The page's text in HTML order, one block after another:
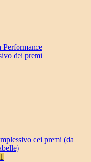
Performance
dei premi
dei premi (da
1